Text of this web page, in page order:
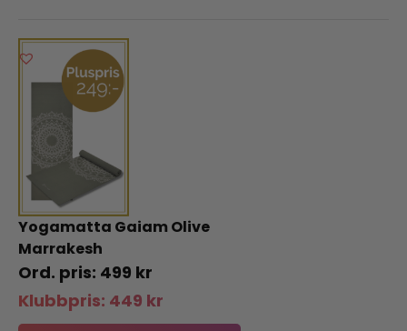
Yogamatta Gaiam Olive
Marrakesh
499 kr
Klubbpris: 449 kr